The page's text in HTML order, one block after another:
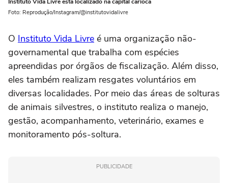
Foto: Reprodução/Instagram/@institutovidalivre
O Instituto Vida Livre é uma organização não-
governamental que trabalha com espécies
apreendidas por órgãos de fiscalização. Além disso,
eles também realizam resgates voluntários em
diversas localidades. Por meio das áreas de solturas
de animais silvestres, o instituto realiza o manejo,
gestão, acompanhamento, veterinário, exames e
monitoramento pós-soltura.
PUBLICIDADE